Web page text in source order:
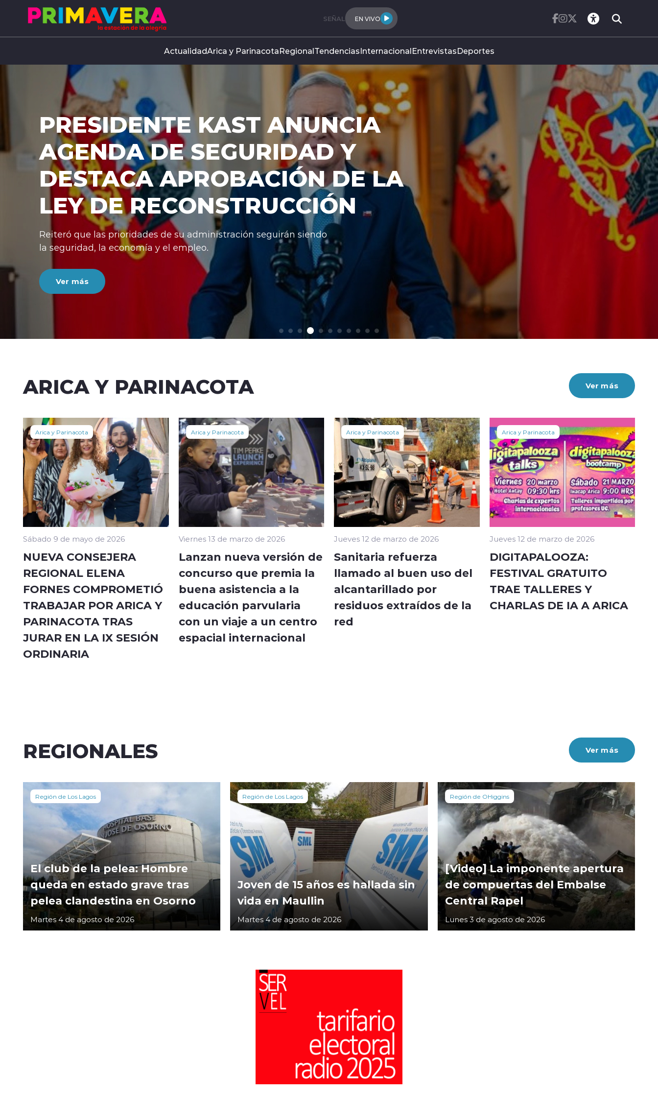
SEÑAL EN VIVO
ActualidadArica y ParinacotaRegionalTendenciasInternacionalEntrevistasDeportes
PRESIDENTE KAST ANUNCIA
AGENDA DE SEGURIDAD Y
DESTACA APROBACIÓN DE LA
LEY DE RECONSTRUCCIÓN
Reiteró que las prioridades de su administración seguirán siendo
la seguridad, la economía y el empleo.
Ver más
ARICA Y PARINACOTA Ver más
Arica y Parinacota
Sábado 9 de mayo de 2026
NUEVA CONSEJERA
REGIONAL ELENA
FORNES COMPROMETIÓ
TRABAJAR POR ARICA Y
PARINACOTA TRAS
JURAR EN LA IX SESIÓN
ORDINARIA
Arica y Parinacota
Viernes 13 de marzo de 2026
Lanzan nueva versión de
concurso que premia la
buena asistencia a la
educación parvularia
con un viaje a un centro
espacial internacional
Arica y Parinacota
Jueves 12 de marzo de 2026
Sanitaria refuerza
llamado al buen uso del
alcantarillado por
residuos extraídos de la
red
Arica y Parinacota
Jueves 12 de marzo de 2026
DIGITAPALOOZA:
FESTIVAL GRATUITO
TRAE TALLERES Y
CHARLAS DE IA A ARICA
REGIONALES Ver más
Región de Los Lagos
El club de la pelea: Hombre
queda en estado grave tras
pelea clandestina en Osorno
Martes 4 de agosto de 2026
Región de Los Lagos
Joven de 15 años es hallada sin
vida en Maullin
Martes 4 de agosto de 2026
Región de OHiggins
[Video] La imponente apertura
de compuertas del Embalse
Central Rapel
Lunes 3 de agosto de 2026